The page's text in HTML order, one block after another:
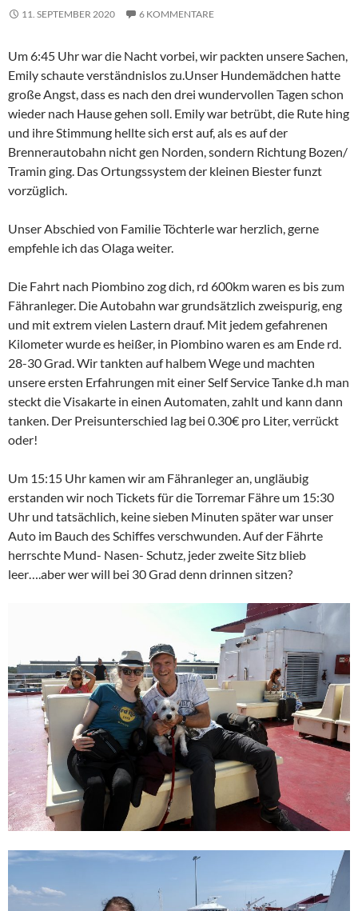
11. SEPTEMBER 2020 6 KOMMENTARE
Um 6:45 Uhr war die Nacht vorbei, wir packten unsere Sachen,
Emily schaute verständnislos zu.Unser Hundemädchen hatte
große Angst, dass es nach den drei wundervollen Tagen schon
wieder nach Hause gehen soll. Emily war betrübt, die Rute hing
und ihre Stimmung hellte sich erst auf, als es auf der
Brennerautobahn nicht gen Norden, sondern Richtung Bozen/
Tramin ging. Das Ortungssystem der kleinen Biester funzt
vorzüglich.
Unser Abschied von Familie Töchterle war herzlich, gerne
empfehle ich das Olaga weiter.
Die Fahrt nach Piombino zog dich, rd 600km waren es bis zum
Fähranleger. Die Autobahn war grundsätzlich zweispurig, eng
und mit extrem vielen Lastern drauf. Mit jedem gefahrenen
Kilometer wurde es heißer, in Piombino waren es am Ende rd.
28-30 Grad. Wir tankten auf halbem Wege und machten
unsere ersten Erfahrungen mit einer Self Service Tanke d.h man
steckt die Visakarte in einen Automaten, zahlt und kann dann
tanken. Der Preisunterschied lag bei 0.30€ pro Liter, verrückt
oder!
Um 15:15 Uhr kamen wir am Fähranleger an, ungläubig
erstanden wir noch Tickets für die Torremar Fähre um 15:30
Uhr und tatsächlich, keine sieben Minuten später war unser
Auto im Bauch des Schiffes verschwunden. Auf der Fährte
herrschte Mund- Nasen- Schutz, jeder zweite Sitz blieb
leer….aber wer will bei 30 Grad denn drinnen sitzen?